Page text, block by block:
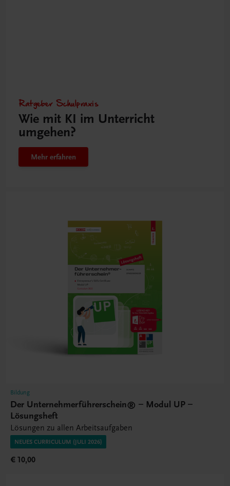
Ratgeber Schulpraxis
Wie mit KI im Unterricht
umgehen?
Mehr erfahren
Bildung
Der Unternehmerführerschein® – Modul UP –
Lösungsheft
Lösungen zu allen Arbeitsaufgaben
NEUES CURRICULUM (JULI 2026)
€ 10,00